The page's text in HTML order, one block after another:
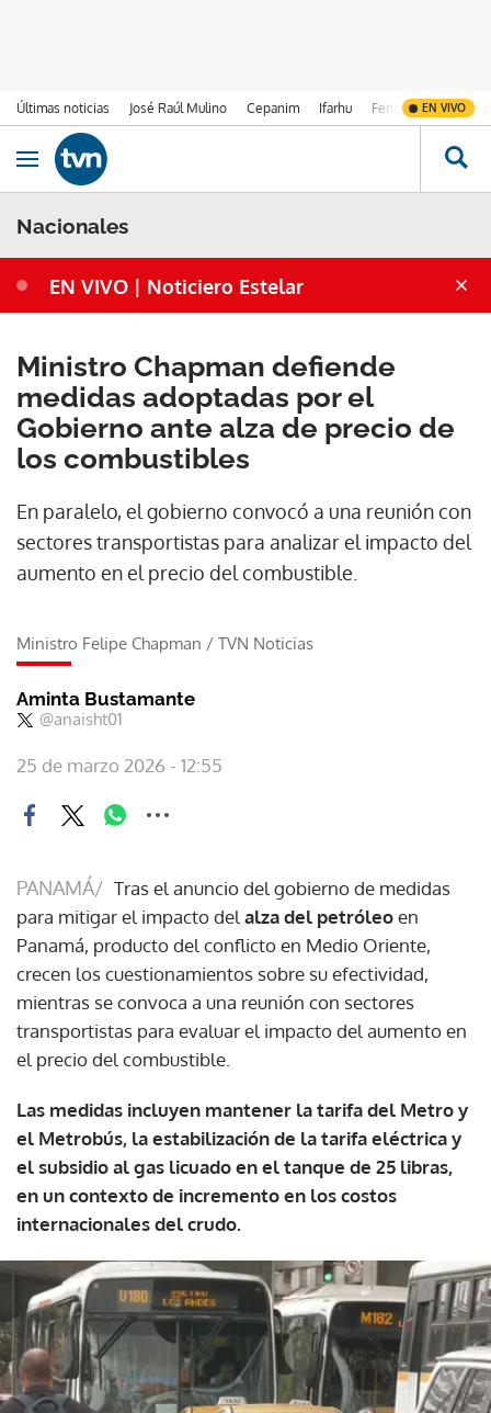
Últimas noticias José Raúl Mulino Cepanim Ifarhu Fenómeno de El
EN VIVO
Ir al contenido
Obrir navegació
Nacionales
EN VIVO | Noticiero Estelar
Ministro Chapman defiende
medidas adoptadas por el
Gobierno ante alza de precio de
los combustibles
En paralelo, el gobierno convocó a una reunión con
sectores transportistas para analizar el impacto del
aumento en el precio del combustible.
Ministro Felipe Chapman / TVN Noticias
Aminta Bustamante
@anaisht01
25 de marzo 2026 - 12:55
PANAMÁ/ Tras el anuncio del gobierno de medidas
para mitigar el impacto del alza del petróleoen
Panamá, producto del conflicto en Medio Oriente,
crecen los cuestionamientos sobre su efectividad,
mientras se convoca a una reunión con sectores
transportistas para evaluar el impacto del aumento en
el precio del combustible.
Las medidas incluyen mantener la tarifa del Metro y
el Metrobús, la estabilización de la tarifa eléctrica y
el subsidio al gas licuado en el tanque de 25 libras,
en un contexto de incremento en los costos
internacionales del crudo.